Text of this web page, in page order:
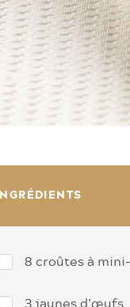
INGRÉDIENTS
8 croûtes à
3 jaunes d’œufs